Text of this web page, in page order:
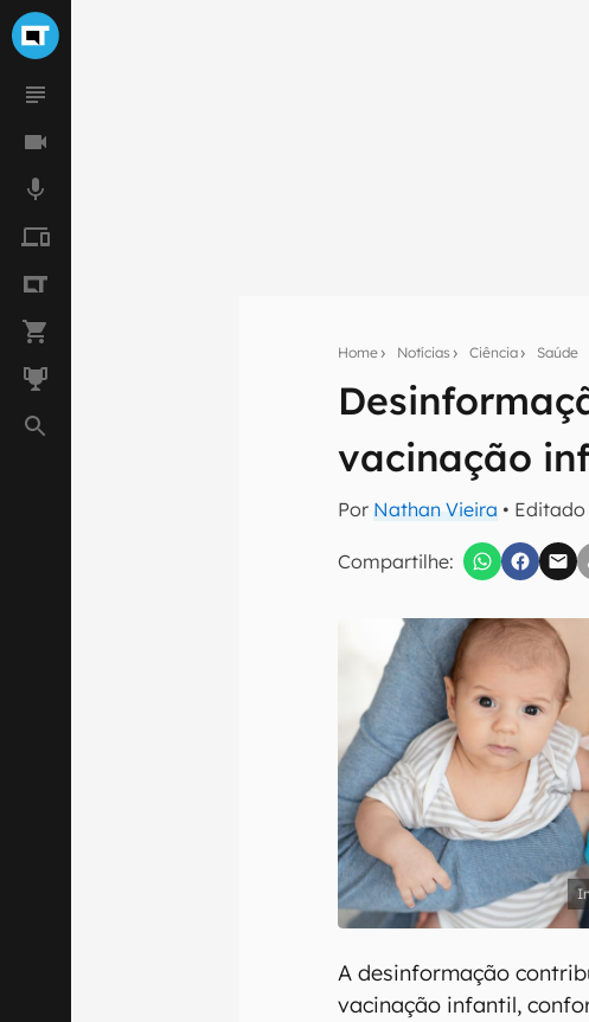
Home Notícias Ciência Saúde
vacinação
Por Nathan Vieira •
Compartilhe:
Seu resumo
mão.
E-mail
Confirmo que li,
A desinformação
vacinação infantil,